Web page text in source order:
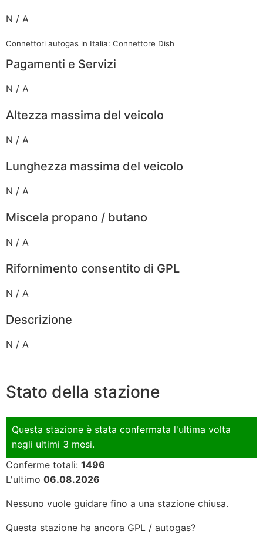
N / A
Connettori autogas in Italia: Connettore Dish
Pagamenti e Servizi
N / A
Altezza massima del veicolo
N / A
Lunghezza massima del veicolo
N / A
Miscela propano / butano
N / A
Rifornimento consentito di GPL
N / A
Descrizione
N / A
Stato della stazione
Questa stazione è stata confermata l'ultima volta
negli ultimi 3 mesi.
Conferme totali: 1496
L'ultimo 06.08.2026
Nessuno vuole guidare fino a una stazione chiusa.
Questa stazione ha ancora GPL / autogas?